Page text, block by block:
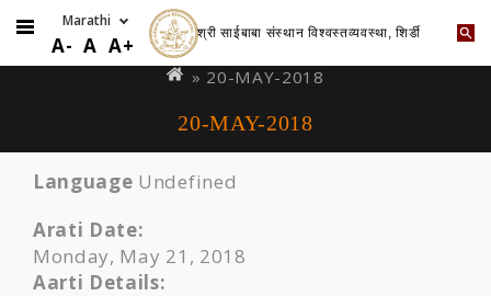
to
A- A A+ श्री साईबाबा संस्थान विश्वस्तव्यवस्था, शिर्डी
are
» 20-MAY-2018
20-MAY-2018
Language Undefined
Arati Date:
Monday, May 21, 2018
Aarti Details: